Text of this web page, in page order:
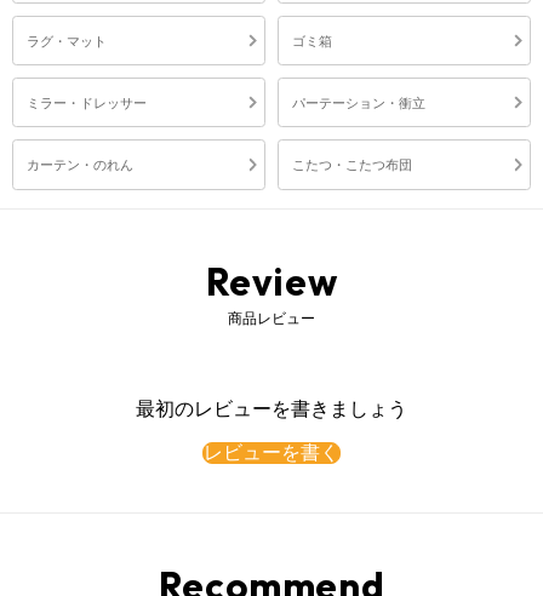
ラグ・マット ゴミ箱
ミラー・ドレッサー パーテーション・衝立
カーテン・のれん こたつ・こたつ布団
Review
商品レビュー
最初のレビューを書きましょう
レビューを書く
Recommend